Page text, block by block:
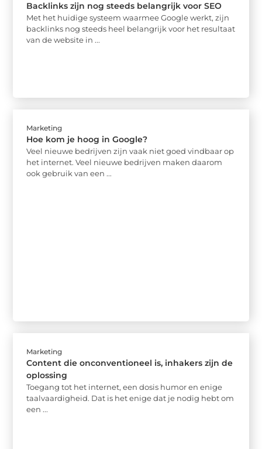
Backlinks zijn nog steeds belangrijk voor SEO
Met het huidige systeem waarmee Google werkt, zijn
backlinks nog steeds heel belangrijk voor het resultaat
van de website in ...
Marketing
Hoe kom je hoog in Google?
Veel nieuwe bedrijven zijn vaak niet goed vindbaar op
het internet. Veel nieuwe bedrijven maken daarom
ook gebruik van een ...
Marketing
Content die onconventioneel is, inhakers zijn de
oplossing
Toegang tot het internet, een dosis humor en enige
taalvaardigheid. Dat is het enige dat je nodig hebt om
een ...